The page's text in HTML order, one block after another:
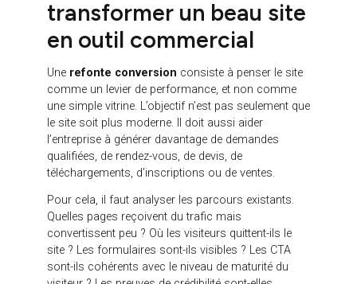
les animations, au détriment de la vitesse ou de
l’accessibilité.
soit à la fois agréable pour l’utilisateur et lisible pour
les moteurs de recherche. Les pages doivent
conserver une structure claire, des titres explicites,
des contenus suffisamment développés, des liens
internes pertinents et des informations faciles à
trouver.
En B2B comme en B2C, un visiteur doit comprendre
rapidement où il se trouve, ce que l’entreprise
propose, à qui elle s’adresse, pourquoi elle est
crédible et quelle action il peut réaliser ensuite. L’UX
doit donc faciliter la compréhension, réduire les